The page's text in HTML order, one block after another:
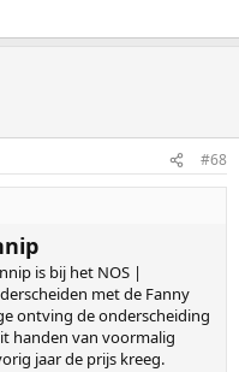
#68
is bij het NOS |
met de Fanny
ontving de onderscheiding
handen van voormalig
jaar de prijs kreeg.